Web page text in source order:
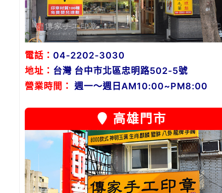
電話： 04-2202-3030
地址： 台灣 台中市北區忠明路502-5號
營業時間：
週一～週日AM10:00~PM8:00
高雄門市